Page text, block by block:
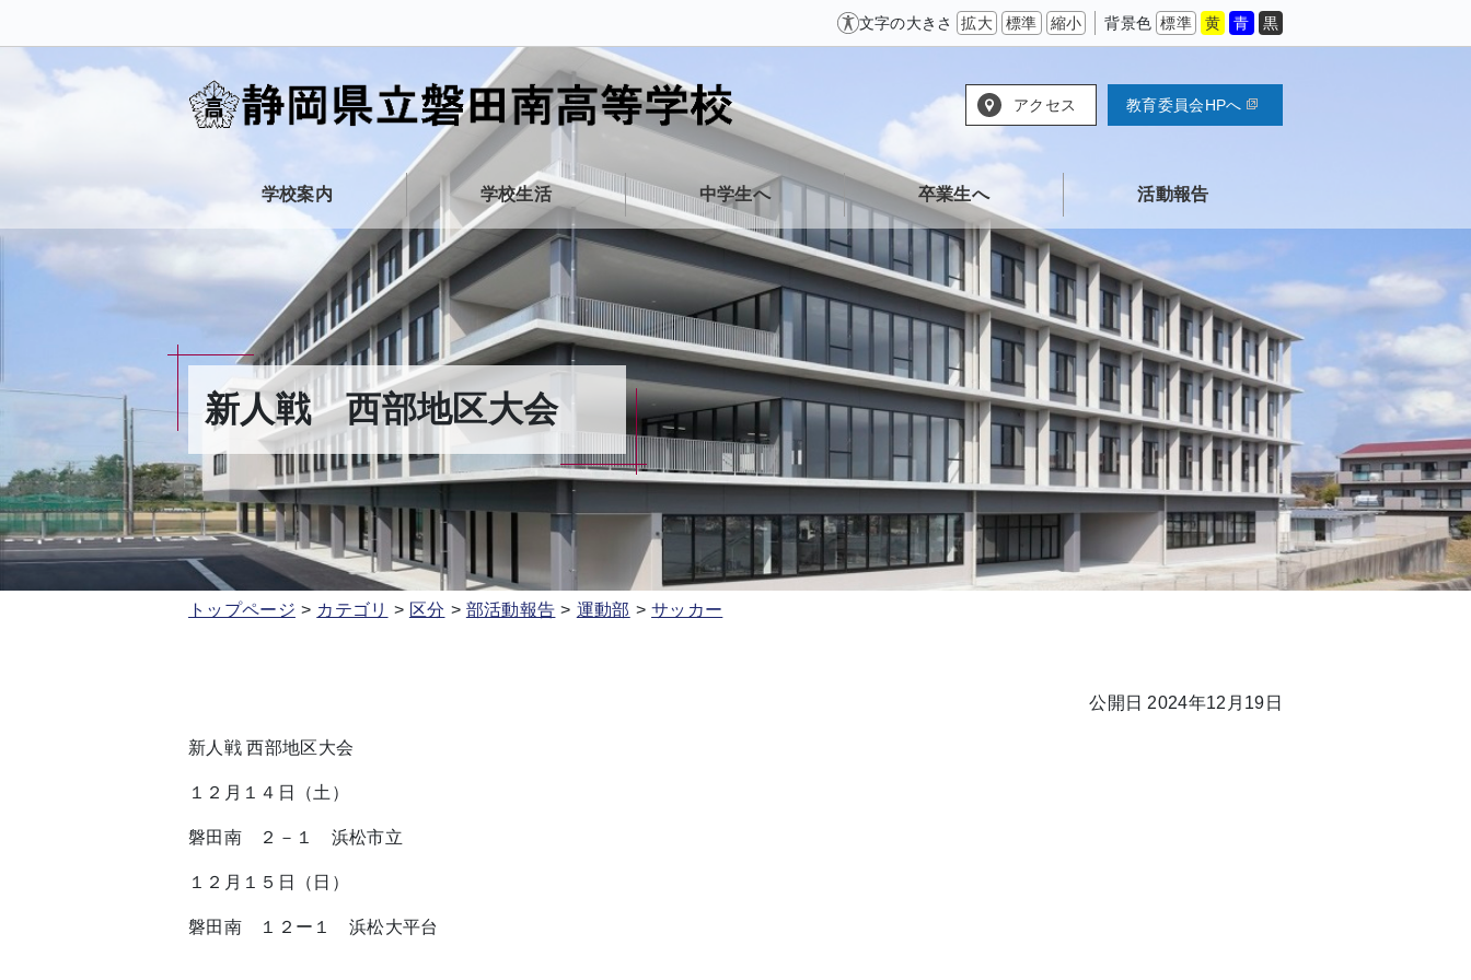
文字の大きさ 拡大 標準 縮小 背景色 標準 黄 青 黒
アクセス 教育委員会HPへ
学校案内 学校生活 中学生へ 卒業生へ 活動報告
新人戦 西部地区大会
トップページ カテゴリ 区分 部活動報告 運動部 サッカー
公開日 2024年12月19日
新人戦 西部地区大会
１２月１４日（土）
磐田南 ２－１ 浜松市立
１２月１５日（日）
磐田南 １２ー１ 浜松大平台